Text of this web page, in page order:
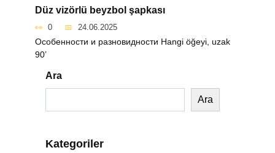
Düz vizörlü beyzbol şapkası
0 24.06.2025
Особенности и разновидности Hangi öğeyi, uzak
90’
Ara
Ara
Kategoriler